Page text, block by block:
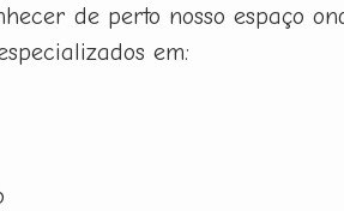
de perto nosso espaço
em: